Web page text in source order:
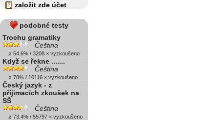
založit zde účet
podobné testy
Trochu gramatiky
Čeština
ø 54.6% / 3208 × vyzkoušeno
Když se řekne .......
Čeština
ø 78% / 10116 × vyzkoušeno
Český jazyk - z
příjimacích zkoušek na
SŠ
Čeština
ø 73.4% / 55797 × vyzkoušeno